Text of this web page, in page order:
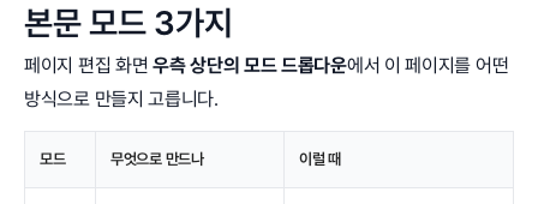
본문 모드 3가지
페이지 편집 화면 우측 상단의 모드 드롭다운에서 이 페이지를 어떤
방식으로 만들지 고릅니다.
모드 무엇으로 만드나 이럴 때